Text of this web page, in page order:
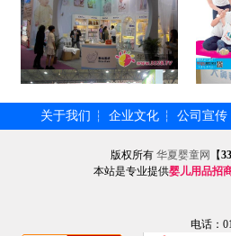
关于我们 ┆ 企业文化 ┆ 公司宣传
版权所有华夏婴童网 【
本站是专业提供婴儿用品招
电话：